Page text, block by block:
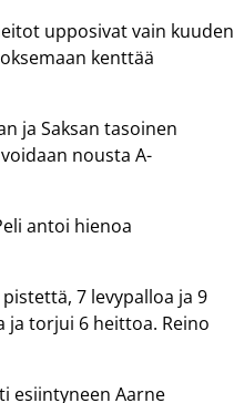
upposivat vain kuuden
kenttää
ja Saksan tasoinen
nousta A-
antoi hienoa
7 levypalloa ja 9
ja torjui 6 heittoa. Reino
esiintyneen Aarne